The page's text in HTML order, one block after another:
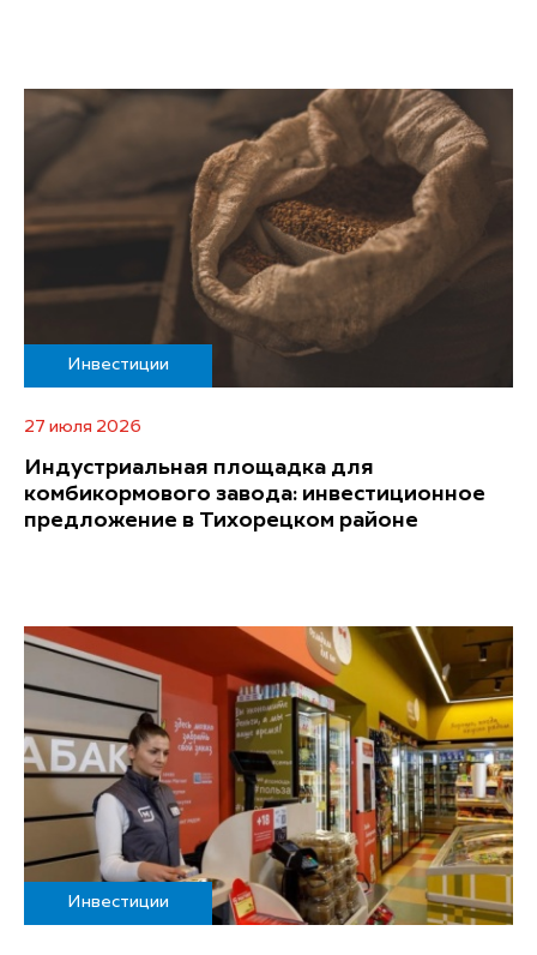
Инвестиции
27 июля 2026
Индустриальная площадка для
комбикормового завода: инвестиционное
предложение в Тихорецком районе
Инвестиции